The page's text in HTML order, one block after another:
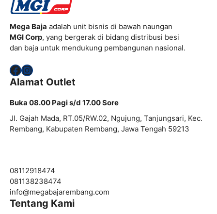
Mega Baja adalah unit bisnis di bawah naungan
MGI Corp, yang bergerak di bidang distribusi besi
dan baja untuk mendukung pembangunan nasional.
Facebook
Instagram
Alamat Outlet
Buka 08.00 Pagi s/d 17.00 Sore
Jl. Gajah Mada, RT.05/RW.02, Ngujung, Tanjungsari, Kec.
Rembang, Kabupaten Rembang, Jawa Tengah 59213
08112918474
081138238474
info@megabajarembang.com
Tentang Kami